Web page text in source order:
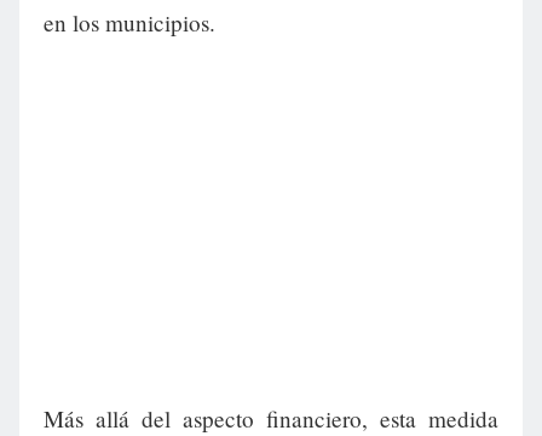
en los municipios.
Más allá del aspecto financiero, esta medida